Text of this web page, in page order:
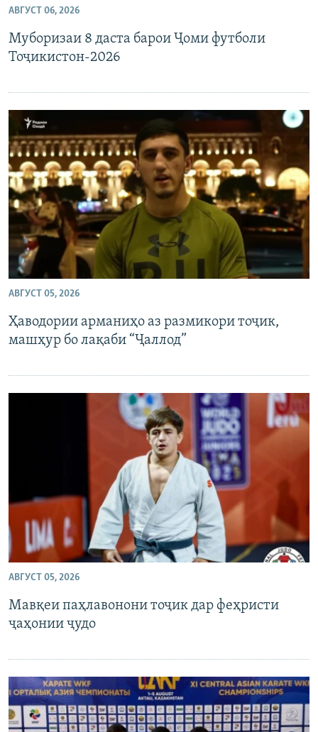
ГУЗОРИШҲОИ РАДИОӢ
ПАЙГИРӢ КУНЕД
Ҳамаи сомонаҳои RFE/RL
АВГУСТ 06, 2026
Муборизаи 8 даста барои Ҷоми футболи
Тоҷикистон-2026
АВГУСТ 05, 2026
Ҳаводории арманиҳо аз размикори тоҷик,
машҳур бо лақаби “Ҷаллод”
АВГУСТ 05, 2026
Мавқеи паҳлавонони тоҷик дар феҳристи
ҷаҳонии ҷудо